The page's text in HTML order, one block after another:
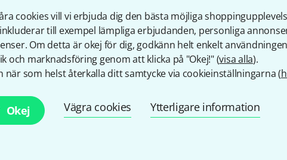
cookies vill vi erbjuda dig den bästa möjliga
till exempel lämpliga erbjudanden, personliga
Om detta är okej för dig, godkänn helt enkelt
och marknadsföring genom att klicka på "Okej!" (visa alla).
när som helst återkalla ditt samtycke via cookieinställningarna (
Okej Vägra cookies Ytterligare information